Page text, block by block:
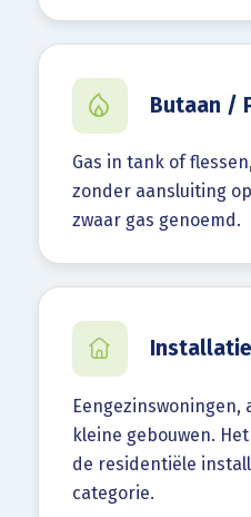
Butaan /
Gas in tank of
zonder aansluiting
zwaar gas genoemd.
kleine gebouwen.
de residentiële
categorie.